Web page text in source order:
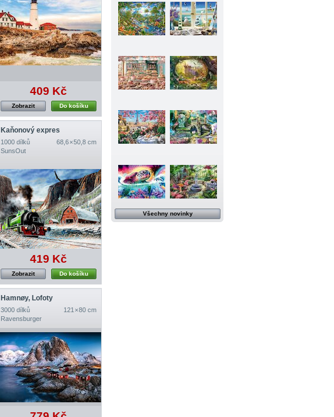
409 Kč
Do košíku
Zobrazit
Kaňonový expres
1000 dílků
68,6 × 50,8 cm
SunsOut
419 Kč
Do košíku
Zobrazit
Hamnøy, Lofoty
3000 dílků
121 × 80 cm
Ravensburger
Všechny novinky